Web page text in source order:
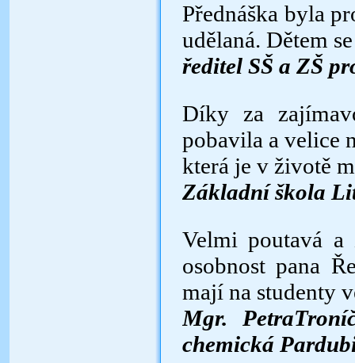
Přednáška byla
udělaná. Dětem
ředitel SŠ a ZŠ
Díky za
pobavila a velice
která je v životě
Základní škola
Velmi poutavá a
osobnost pana
mají na studenty
Mgr.
chemická